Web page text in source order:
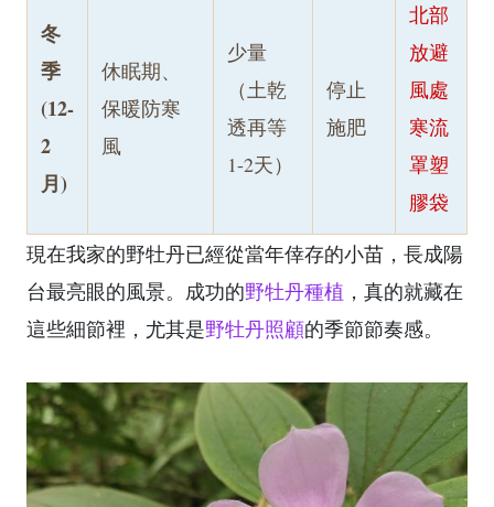
冬
季
(12-
2
月)
休眠期、
保暖防寒
風
少量
（土乾
透再等
1-2天）
停止
施肥
北部
放避
風處
寒流
罩塑
膠袋
現在我家的野牡丹已經從當年倖存的小苗，長成陽
台最亮眼的風景。成功的野牡丹種植 ，真的就藏在
這些細節裡，尤其是野牡丹照顧的季節節奏感。